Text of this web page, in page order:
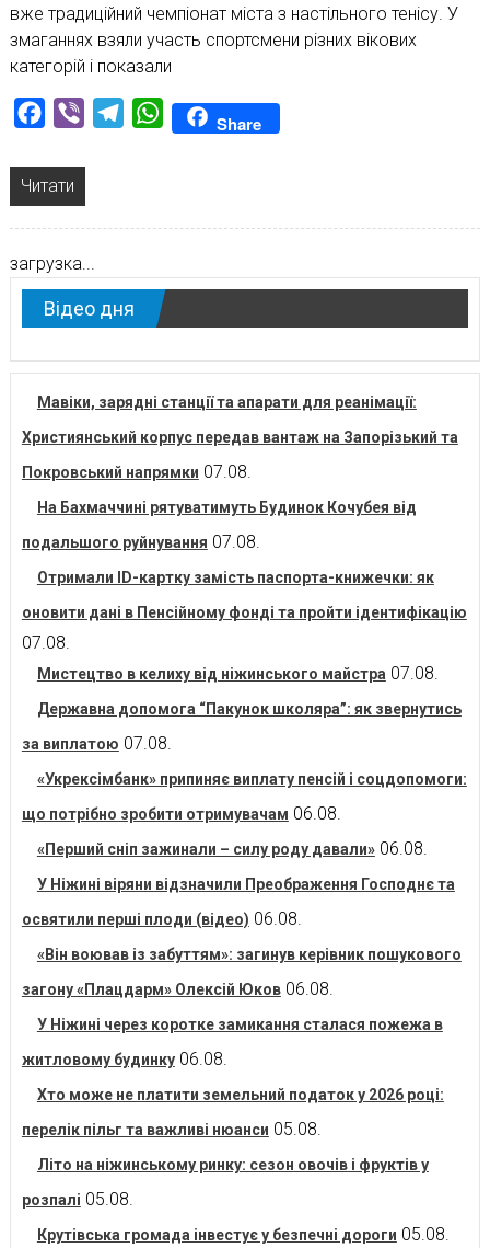
вже традиційний чемпіонат міста з настільного тенісу. У
змаганнях взяли участь спортсмени різних вікових
категорій і показали
Facebook
Viber TelegramWhatsAppShare
Читати
загрузка...
Відео дня
Мавіки, зарядні станції та апарати для реанімації:
Християнський корпус передав вантаж на Запорізький та
Покровський напрямки 07.08.
На Бахмаччині рятуватимуть Будинок Кочубея від
подальшого руйнування 07.08.
Отримали ID-картку замість паспорта-книжечки: як
оновити дані в Пенсійному фонді та пройти ідентифікацію
07.08.
Мистецтво в келиху від ніжинського майстра 07.08.
Державна допомога “Пакунок школяра”: як звернутись
за виплатою 07.08.
«Укрексімбанк» припиняє виплату пенсій і соцдопомоги:
що потрібно зробити отримувачам 06.08.
«Перший сніп зажинали – силу роду давали» 06.08.
У Ніжині віряни відзначили Преображення Господнє та
освятили перші плоди (відео) 06.08.
«Він воював із забуттям»: загинув керівник пошукового
загону «Плацдарм» Олексій Юков 06.08.
У Ніжині через коротке замикання сталася пожежа в
житловому будинку 06.08.
Хто може не платити земельний податок у 2026 році:
перелік пільг та важливі нюанси 05.08.
Літо на ніжинському ринку: сезон овочів і фруктів у
розпалі 05.08.
Крутівська громада інвестує у безпечні дороги 05.08.